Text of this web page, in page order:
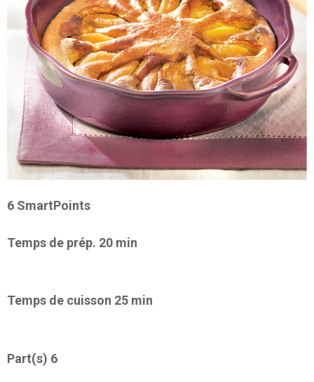
6 SmartPoints
Temps de prép. 20 min
Temps de cuisson 25 min
Part(s) 6